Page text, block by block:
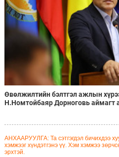
Өвөлжилтийн бэлтгэл ажлын
Н.Номтойбаяр Дорноговь аймагт
АНХААРУУЛГА: Та сэтгэгдэл бичихдээ
хэмжээг хүндэтгэнэ үү. Хэм хэмжээ
эрхтэй.